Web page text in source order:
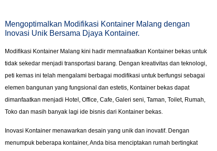
Mengoptimalkan Modifikasi Kontainer Malang dengan
Inovasi Unik Bersama Djaya Kontainer.
Modifikasi Kontainer Malang kini hadir memnafaatkan Kontainer bekas untuk
tidak sekedar menjadi transportasi barang. Dengan kreativitas dan teknologi,
peti kemas ini telah mengalami berbagai modifikasi untuk berfungsi sebagai
elemen bangunan yang fungsional dan estetis, Kontainer bekas dapat
dimanfaatkan menjadi Hotel, Office, Cafe, Galeri seni, Taman, Toilet, Rumah,
Toko dan masih banyak lagi ide bisnis dari Kontainer bekas.
Inovasi Kontainer menawarkan desain yang unik dan inovatif. Dengan
menumpuk beberapa kontainer, Anda bisa menciptakan rumah bertingkat